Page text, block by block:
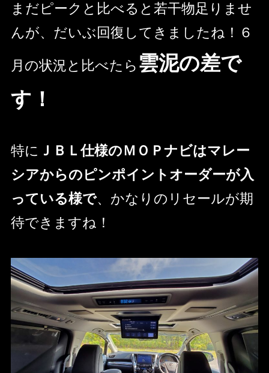
まだピークと比べると若干物足りませ
んが、だいぶ回復してきましたね！６
月の状況と比べたら 雲泥の差で
す！
特に ＪＢＬ仕様のＭＯＰナビはマレー
シアからのピンポイントオーダーが入
っている様で、かなりのリセールが期
待できますね！